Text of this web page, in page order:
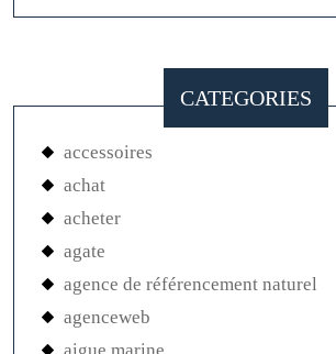
CATEGORIES
accessoires
achat
acheter
agate
agence de référencement naturel
agenceweb